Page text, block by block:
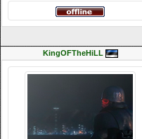
KingOFTheHiLL